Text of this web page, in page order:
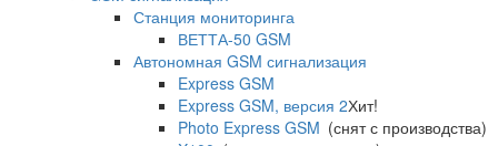
Станция мониторинга
ВЕТТА-50 GSM
Автономная GSM сигнализация
Express GSM
Express GSM, версия 2Хит!
Photo Express GSM (снят с производства)